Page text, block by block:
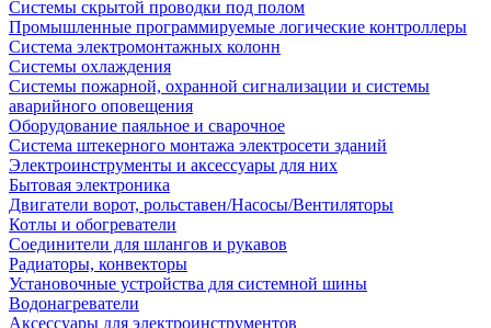
Системы скрытой проводки под полом
Промышленные программируемые логические контроллеры
Система электромонтажных колонн
Системы охлаждения
Системы пожарной, охранной сигнализации и системы
аварийного оповещения
Оборудование паяльное и сварочное
Система штекерного монтажа электросети зданий
Электроинструменты и аксессуары для них
Бытовая электроника
Двигатели ворот, рольставен/Насосы/Вентиляторы
Котлы и обогреватели
Соединители для шлангов и рукавов
Радиаторы, конвекторы
Установочные устройства для системной шины
Водонагреватели
Аксессуары для электроинструментов